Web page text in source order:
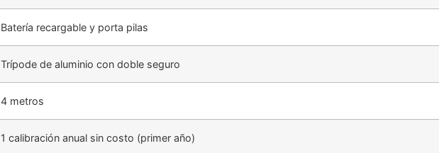
Batería recargable y porta pilas
Trípode de aluminio con doble seguro
4 metros
1 calibración anual sin costo (primer año)